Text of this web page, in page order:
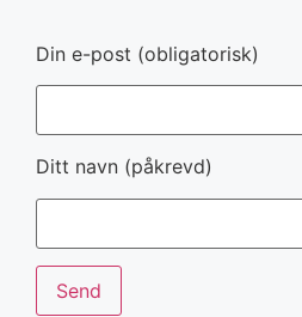
Din e-post (obligatorisk)
Ditt navn (påkrevd)